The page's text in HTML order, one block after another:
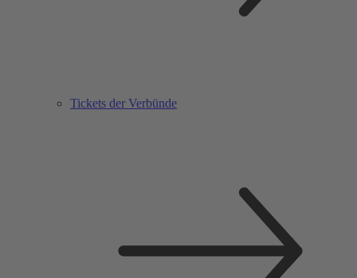
Tickets der Verbünde